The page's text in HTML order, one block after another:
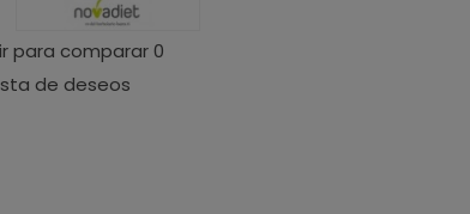
para comparar0
de deseos